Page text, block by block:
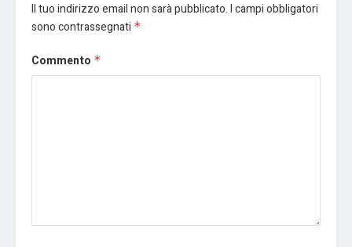
Il tuo indirizzo email non sarà pubblicato.I campi obbligatori
sono contrassegnati *
Commento *